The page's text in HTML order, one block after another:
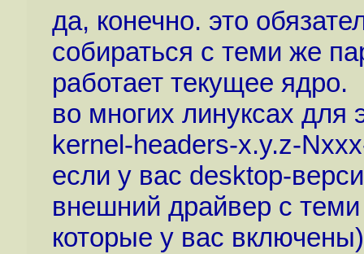
да, конечно. это
собираться с теми же
работает текущее ядро.
во многих линуксах для
kernel-headers-x.y.z-
если у вас desktop-
внешний драйвер c
которые у вас